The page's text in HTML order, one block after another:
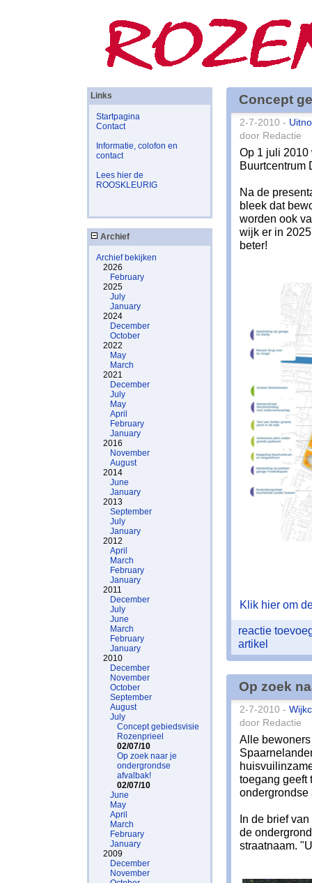
Links
Startpagina
Contact
Informatie, colofon en
contact
Lees hier de
ROOSKLEURIG
Archief
Archief bekijken
2026
February
2025
July
January
2024
December
October
2022
May
March
2021
December
July
May
April
February
January
2016
November
August
2014
June
January
2013
September
July
January
2012
April
March
February
January
2011
December
July
June
March
February
January
2010
December
November
October
September
August
July
Concept gebiedsvisie
Rozenprieel
02/07/10
Op zoek naar je
ondergrondse
afvalbak!
02/07/10
June
May
April
March
February
January
2009
December
November
Concept
2-7-2010 -
door Redactie
Op 1 juli 2010
Buurtcentrum
Na de
bleek dat
worden ook
wijk er in
beter!
Klik hier om
reactie
artikel
Op zoek
2-7-2010 -
door Redactie
Alle
toegang
ondergrondse
In de brief
de
straatnaam.